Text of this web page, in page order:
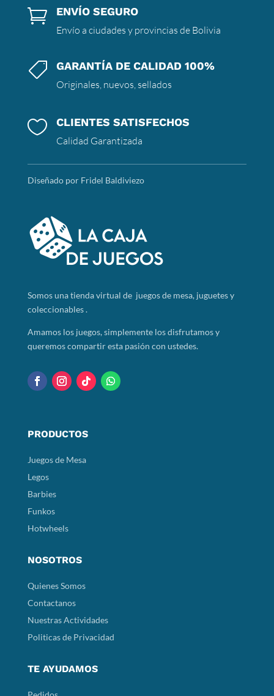
 ENVÍO SEGURO
Envío a ciudades y provincias de Bolivia
 GARANTÍA DE CALIDAD 100%
Originales, nuevos, sellados
 CLIENTES SATISFECHOS
Calidad Garantizada
Diseñado por Fridel Baldiviezo
Somosuna tienda virtual de juegos de mesa, juguetes y
coleccionables .
Amamos los juegos, simplemente los disfrutamos y
queremos compartir esta pasión con ustedes.
PRODUCTOS
Juegos de Mesa
Legos
Barbies
Funkos
Hotwheels
NOSOTROS
Quienes Somos
Contactanos
Nuestras Actividades
Politicas de Privacidad
TE AYUDAMOS